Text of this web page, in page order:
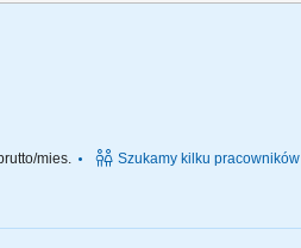
mies. Szukamy kilku pracowników